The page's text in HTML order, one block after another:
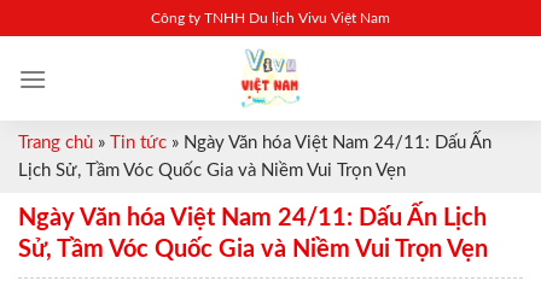
content
Công ty TNHH Du lịch Vivu Việt Nam
Trang chủ » Tin tức » Ngày Văn hóa Việt Nam 24/11: Dấu Ấn
Lịch Sử, Tầm Vóc Quốc Gia và Niềm Vui Trọn Vẹn
Ngày Văn hóa Việt Nam 24/11: Dấu Ấn Lịch
Sử, Tầm Vóc Quốc Gia và Niềm Vui Trọn Vẹn